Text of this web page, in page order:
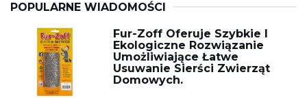
POPULARNE WIADOMOŚCI
Fur-Zoff Oferuje Szybkie I
Ekologiczne Rozwiązanie
Umożliwiające Łatwe
Usuwanie Sierści Zwierząt
Domowych.